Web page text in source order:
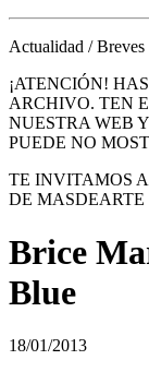
Actualidad / Breves
¡ATENCIÓN!
ARCHIVO. TEN
NUESTRA WEB
PUEDE NO
TE INVITAMOS
DE MASDEARTE
Brice
Blue
18/01/2013